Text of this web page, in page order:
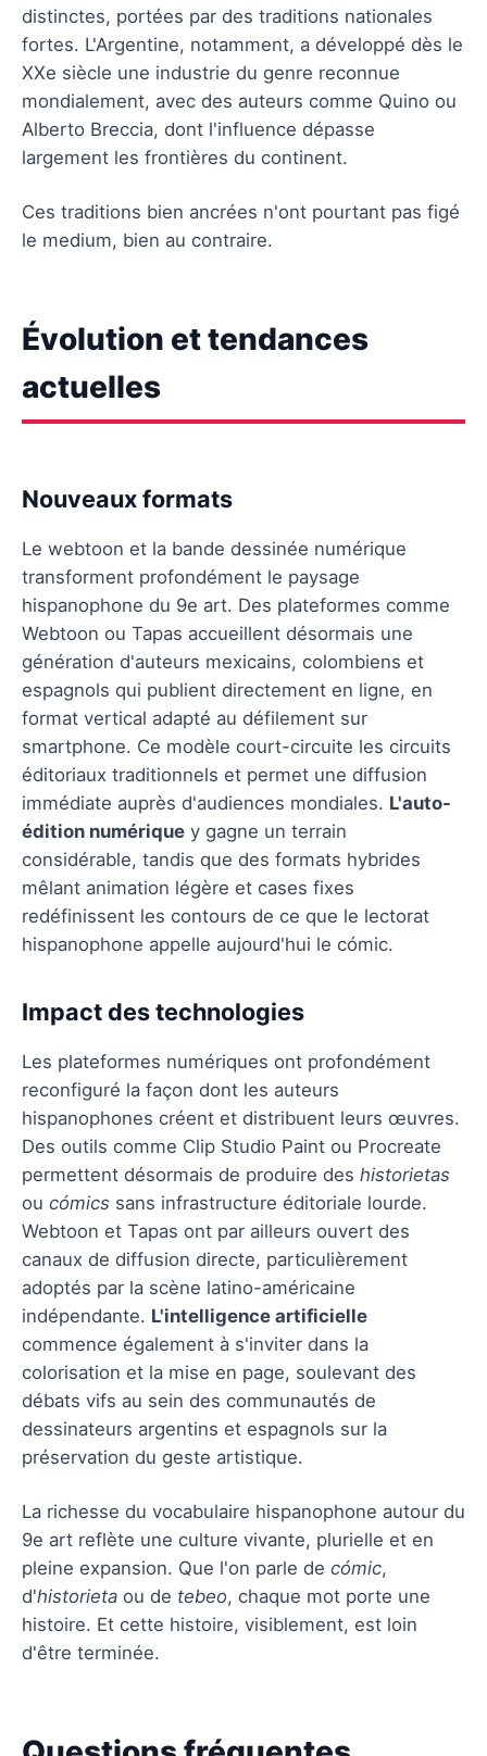
distinctes, portées par des traditions nationales
fortes. L'Argentine, notamment, a développé dès le
XXe siècle une industrie du genre reconnue
mondialement, avec des auteurs comme Quino ou
Alberto Breccia, dont l'influence dépasse
largement les frontières du continent.
Ces traditions bien ancrées n'ont pourtant pas figé
le medium, bien au contraire.
Évolution et tendances
actuelles
Nouveaux formats
Le webtoon et la bande dessinée numérique
transforment profondément le paysage
hispanophone du 9e art. Des plateformes comme
Webtoon ou Tapas accueillent désormais une
génération d'auteurs mexicains, colombiens et
espagnols qui publient directement en ligne, en
format vertical adapté au défilement sur
smartphone. Ce modèle court-circuite les circuits
éditoriaux traditionnels et permet une diffusion
immédiate auprès d'audiences mondiales. L'auto-
édition numérique y gagne un terrain
considérable, tandis que des formats hybrides
mêlant animation légère et cases fixes
redéfinissent les contours de ce que le lectorat
hispanophone appelle aujourd'hui le cómic.
Impact des technologies
Les plateformes numériques ont profondément
reconfiguré la façon dont les auteurs
hispanophones créent et distribuent leurs œuvres.
Des outils comme Clip Studio Paint ou Procreate
permettent désormais de produire des historietas
ou cómics sans infrastructure éditoriale lourde.
Webtoon et Tapas ont par ailleurs ouvert des
canaux de diffusion directe, particulièrement
adoptés par la scène latino-américaine
indépendante. L'intelligence artificielle
commence également à s'inviter dans la
colorisation et la mise en page, soulevant des
débats vifs au sein des communautés de
dessinateurs argentins et espagnols sur la
préservation du geste artistique.
La richesse du vocabulaire hispanophone autour du
9e art reflète une culture vivante, plurielle et en
pleine expansion. Que l'on parle de cómic,
d'historieta ou de tebeo, chaque mot porte une
histoire. Et cette histoire, visiblement, est loin
d'être terminée.